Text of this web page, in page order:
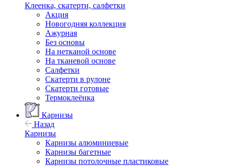
Клеенка, скатерти, салфетки
Акция
Новогодняя коллекция
Ажурная
Без основы
На нетканой основе
На тканевой основе
Салфетки
Скатерти в рулоне
Скатерти готовые
Термоклеёнка
Карнизы
Назад
Карнизы
Карнизы алюминиевые
Карнизы багетные
Карнизы потолочные пластиковые